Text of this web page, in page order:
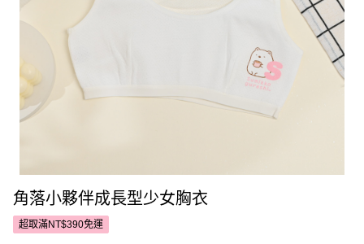
角落小夥伴成長型少女胸衣
超取滿NT$390免運